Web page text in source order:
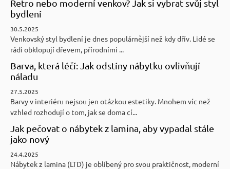
Retro nebo moderní venkov? Jak si vybrat svůj styl
bydlení
30.5.2025
Venkovský styl bydlení je dnes populárnější než kdy dřív. Lidé se
rádi obklopují dřevem, přírodními ...
Barva, která léčí: Jak odstíny nábytku ovlivňují
náladu
27.5.2025
Barvy v interiéru nejsou jen otázkou estetiky. Mnohem víc než
vzhled rozhodují o tom, jak se doma cí...
Jak pečovat o nábytek z lamina, aby vypadal stále
jako nový
24.4.2025
Nábytek z lamina (LTD) je oblíbený pro svou praktičnost, moderní